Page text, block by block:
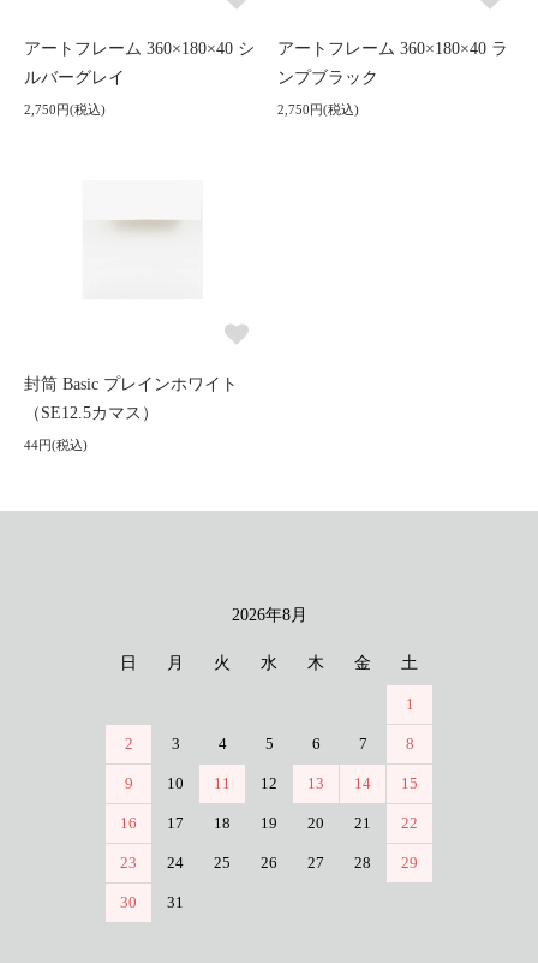
アートフレーム 360×180×40 シ
ルバーグレイ
2,750円(税込)
アートフレーム 360×180×40 ラ
ンプブラック
2,750円(税込)
封筒 Basic プレインホワイト
（SE12.5カマス）
44円(税込)
2026年8月
日 月 火 水 木 金 土
1
2 3 4 5 6 7 8
9 10 11 12 13 14 15
16 17 18 19 20 21 22
23 24 25 26 27 28 29
30 31